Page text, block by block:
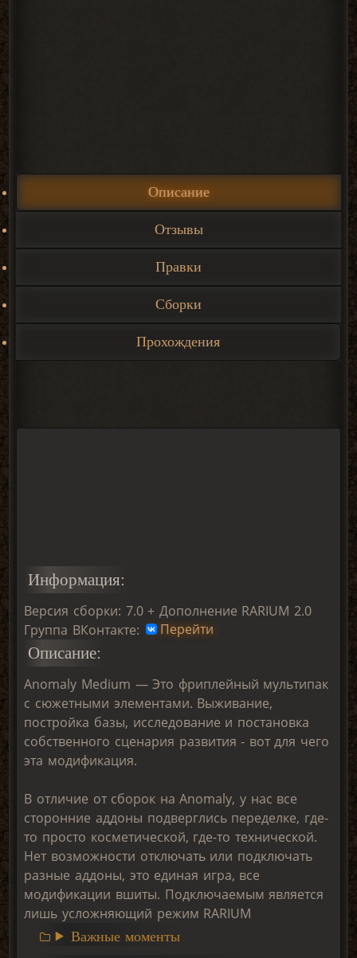
Описание
Отзывы
Правки
Сборки
Прохождения
Информация:
Версия сборки: 7.0 + Дополнение RARIUM 2.0
Группа ВКонтакте:
Перейти
Описание:
Anomaly Medium — Это фриплейный мультипак
с сюжетными элементами. Выживание,
постройка базы, исследование и постановка
собственного сценария развития - вот для чего
эта модификация.
В отличие от сборок на Anomaly, у нас все
сторонние aддоны подверглись переделке, где-
то просто косметической, где-то технической.
Нет возможности отключать или подключать
разные аддоны, это единая игра, все
модификации вшиты. Подключаемым является
лишь усложняющий режим RARIUM
Важные моменты